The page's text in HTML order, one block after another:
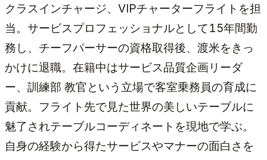
クラスインチャージ、 VIPチャーターフライトを担
当。サービスプロフェッショナルとして15年間勤
務し、チーフパーサーの資格取得後、渡米をきっ
かけに退職。在籍中はサービス品質企画リーダ
ー、訓練部 教官という立場で客室乗務員の育成に
貢献。フライト先で見た世界の美しいテーブルに
魅了されテーブルコーディネートを現地で学ぶ。
自身の経験から得たサービスやマナーの面白さを